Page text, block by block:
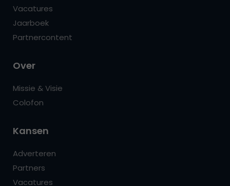
Vacatures
Jaarboek
Partnercontent
Over
Missie & Visie
Colofon
Kansen
Adverteren
Partners
Vacatures